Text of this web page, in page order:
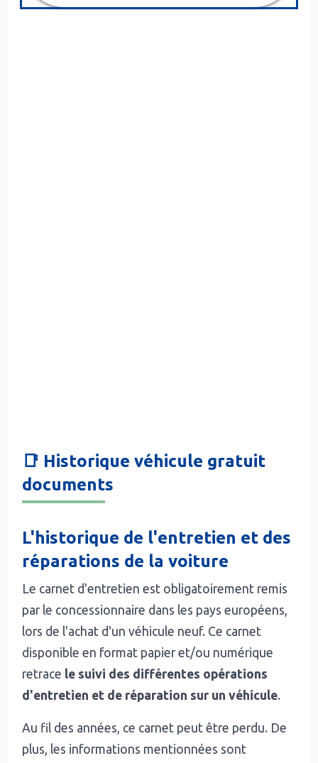
📑 Historique véhicule gratuit
documents
L'historique de l'entretien et des
réparations de la voiture
Le carnet d'entretien est obligatoirement remis
par le concessionnaire dans les pays européens,
lors de l'achat d'un véhicule neuf. Ce carnet
disponible en format papier et/ou numérique
retrace le suivi des différentes opérations
d'entretien et de réparation sur un véhicule.
Au fil des années, ce carnet peut être perdu. De
plus, les informations mentionnées sont